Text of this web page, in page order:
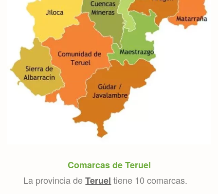
Comarcas de Teruel
La provincia deTeruel tiene 10 comarcas.